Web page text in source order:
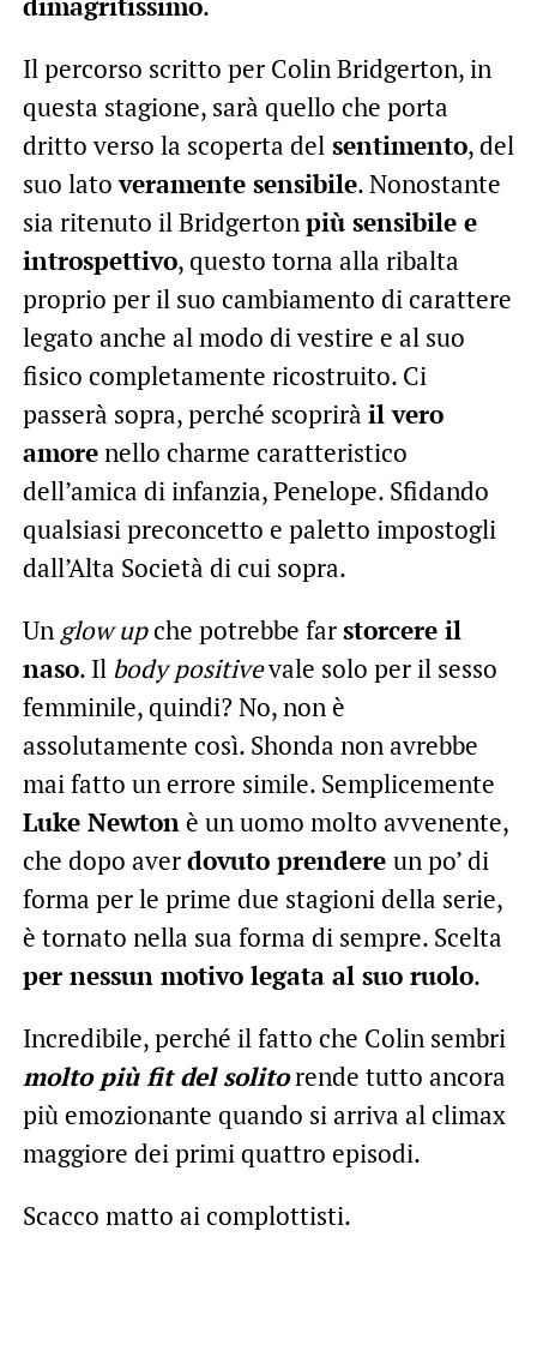
Il percorso scritto per Colin Bridgerton, in
questa stagione, sarà quello che porta
dritto verso la scoperta delsentimento, del
suo latoveramente sensibile. Nonostante
sia ritenuto il Bridgertonpiù sensibile e
introspettivo, questo torna alla ribalta
proprio per il suo cambiamento di carattere
legato anche al modo di vestire e al suo
fisico completamente ricostruito. Ci
passerà sopra, perché scoprirà il vero
amorenello charme caratteristico
dell’amica di infanzia, Penelope. Sfidando
qualsiasi preconcetto e paletto impostogli
dall’Alta Società di cui sopra.
Unglow upche potrebbe farstorcere il
naso. Il body positivevale solo per il sesso
femminile, quindi? No, non è
assolutamente così. Shonda non avrebbe
mai fatto un errore simile. Semplicemente
Luke Newtonè un uomo molto avvenente,
che dopo averdovuto prendere un po’ di
forma per le prime due stagioni della serie,
è tornato nella sua forma di sempre. Scelta
per nessun motivo legata al suo ruolo.
Incredibile, perché il fatto che Colin sembri
molto più fit del solitorende tutto ancora
più emozionante quando si arriva al climax
maggiore dei primi quattro episodi.
Scacco matto ai complottisti.